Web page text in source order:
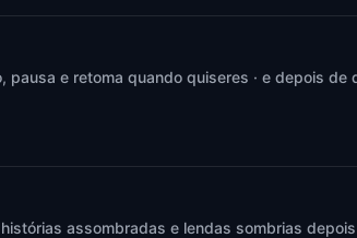
e retoma quando quiseres · e depois
assombradas e lendas sombrias